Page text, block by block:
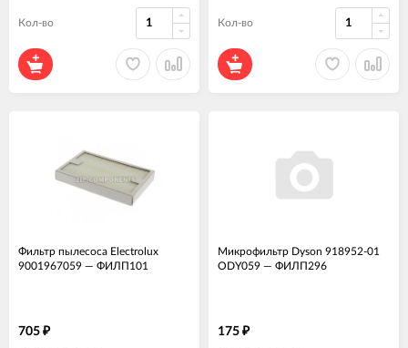
Кол-во Кол-во
Фильтр пылесоса Electrolux
9001967059 — ФИЛП101
705 ₽
Микрофильтр Dyson 918952-01
ODY059 — ФИЛП296
175 ₽